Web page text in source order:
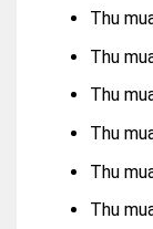
Thu
Thu
Thu
Thu
Thu
Thu